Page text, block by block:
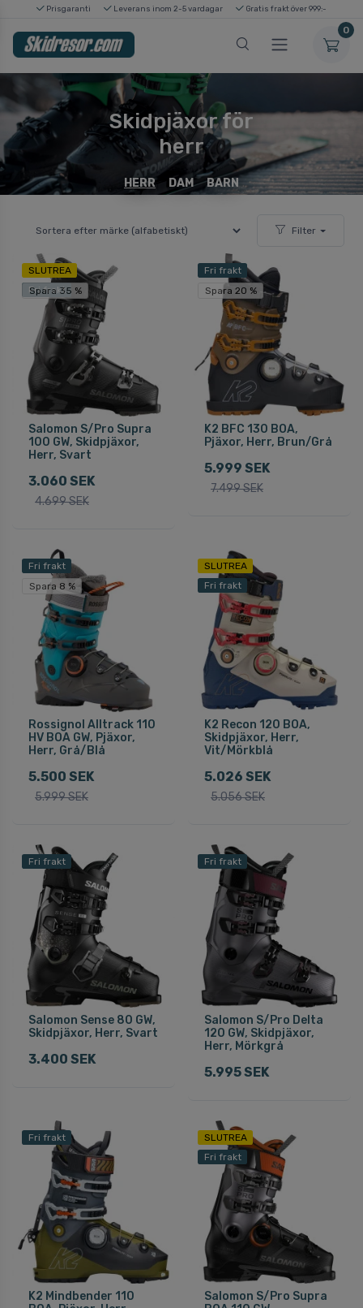
Prisgaranti Leverans inom 2-5 vardagar Gratis frakt över 999:-
0
Skidpjäxor för
herr
HERR DAM BARN
Filter
SLUTREA
Fri frakt
Spara 35 %
Salomon S/Pro Supra
100 GW, Skidpjäxor,
Herr, Svart
3.060 SEK
4.699 SEK
Fri frakt
Spara 20 %
K2 BFC 130 BOA,
Pjäxor, Herr, Brun/Grå
5.999 SEK
7.499 SEK
Fri frakt
Spara 8 %
Rossignol Alltrack 110
HV BOA GW, Pjäxor,
Herr, Grå/Blå
5.500 SEK
5.999 SEK
SLUTREA
Fri frakt
K2 Recon 120 BOA,
Skidpjäxor, Herr,
Vit/Mörkblå
5.026 SEK
5.056 SEK
Fri frakt
Salomon Sense 80 GW,
Skidpjäxor, Herr, Svart
3.400 SEK
Fri frakt
Salomon S/Pro Delta
120 GW, Skidpjäxor,
Herr, Mörkgrå
5.995 SEK
Fri frakt
K2 Mindbender 110
SLUTREA
Fri frakt
Salomon S/Pro Supra